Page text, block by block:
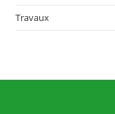
Travaux